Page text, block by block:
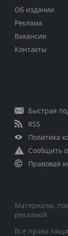
Об издании
Реклама
Вакансии
Контакты
Быстрая
RSS
Политика
Сообщить
Правовая
Материалы,
рекламой
Все права